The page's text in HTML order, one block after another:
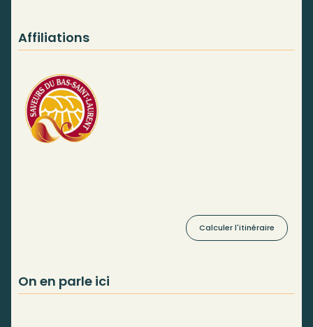
Affiliations
Calculer l'itinéraire
On en parle ici